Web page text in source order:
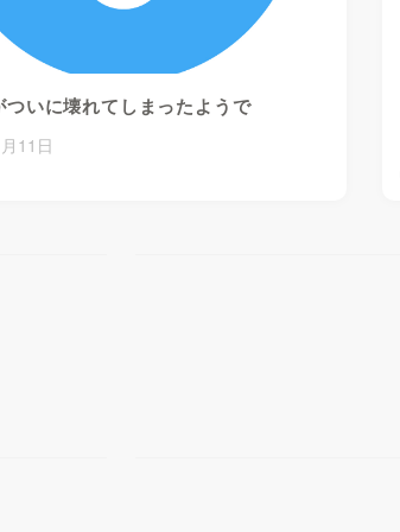
ついに壊れてしまったようで
11日